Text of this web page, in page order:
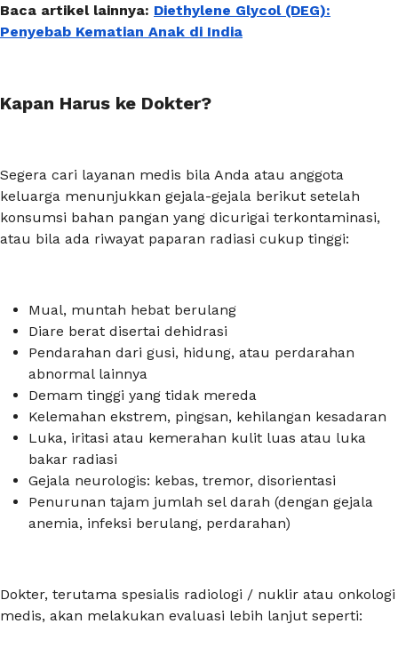
Baca artikel lainnya: Diethylene Glycol (DEG):
Penyebab Kematian Anak di India
Kapan Harus ke Dokter?
Segera cari layanan medis bila Anda atau anggota
keluarga menunjukkan gejala-gejala berikut setelah
konsumsi bahan pangan yang dicurigai terkontaminasi,
atau bila ada riwayat paparan radiasi cukup tinggi:
Mual, muntah hebat berulang
Diare berat disertai dehidrasi
Pendarahan dari gusi, hidung, atau perdarahan
abnormal lainnya
Demam tinggi yang tidak mereda
Kelemahan ekstrem, pingsan, kehilangan kesadaran
Luka, iritasi atau kemerahan kulit luas atau luka
bakar radiasi
Gejala neurologis: kebas, tremor, disorientasi
Penurunan tajam jumlah sel darah (dengan gejala
anemia, infeksi berulang, perdarahan)
Dokter, terutama spesialis radiologi / nuklir atau onkologi
medis, akan melakukan evaluasi lebih lanjut seperti: